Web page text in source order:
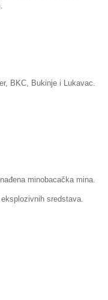
BKC, Bukinje i Lukavac.
minobacačka mina.
sredstava.